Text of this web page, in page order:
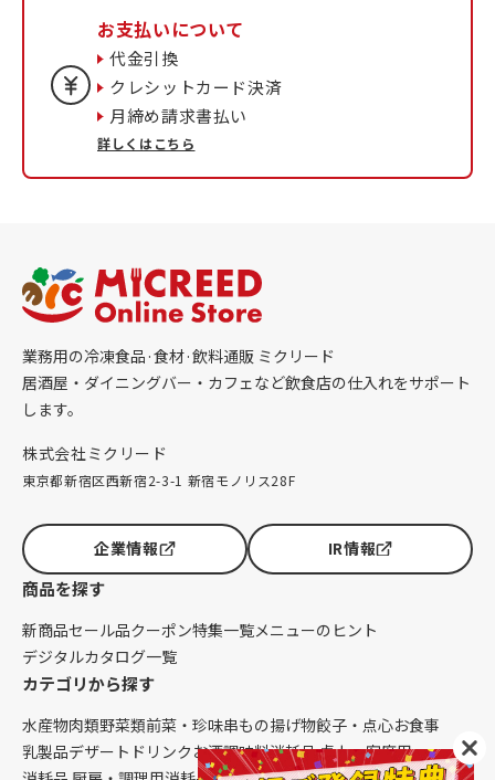
お支払いについて
代金引換
クレシットカード決済
月締め請求書払い
詳しくはこちら
業務用の冷凍食品·食材·飲料通販 ミクリード
居酒屋・ダイニングバー・カフェなど飲食店の仕入れをサポート
します。
株式会社ミクリード
東京都新宿区西新宿2-3-1 新宿モノリス28F
企業情報 IR情報
商品を探す
新商品セール品クーポン特集一覧メニューのヒント
デジタルカタログ一覧
カテゴリから探す
水産物肉類野菜類前菜・珍味串もの揚げ物餃子・点心お食事
乳製品デザート ドリンク お酒調味料消耗品 卓上・客席用